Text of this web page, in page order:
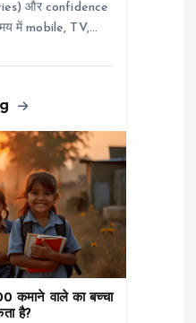
और confidence
में mobile, TV,…
कमाने वाले का बच्चा
है?